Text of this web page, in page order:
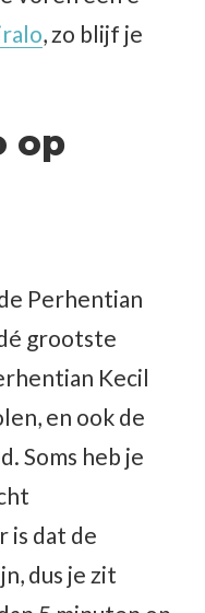
, zo blijf je
op
Perhentian
grootste
Kecil
en ook de
Soms heb je
is dat de
dus je zit